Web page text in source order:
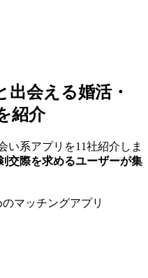
出会える婚活・
紹介
い系アプリを11社紹介しま
交際を求めるユーザーが集
マッチングアプリ